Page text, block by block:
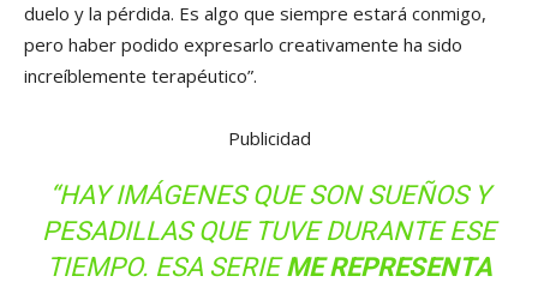
duelo y la pérdida. Es algo que siempre estará conmigo,
pero haber podido expresarlo creativamente ha sido
increíblemente terapéutico”.
Publicidad
“HAY IMÁGENES QUE SON SUEÑOS Y
PESADILLAS QUE TUVE DURANTE ESE
TIEMPO. ESA SERIEME REPRESENTA